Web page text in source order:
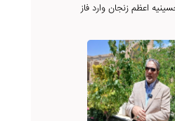
اعظم زنجان وارد فاز